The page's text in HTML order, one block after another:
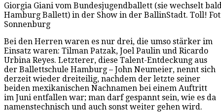
Giorgia Giani vom Bundesjugendballett (sie wechselt
Hamburg Ballett) in der Show in der BallinStadt. Toll!
Sonnenburg
Bei den Herren waren es nur drei, die umso stärker im
Einsatz waren: Tilman Patzak, Joel Paulin und Ricardo
Urbina Reyes. Letzterer, diese Talent-Entdeckung aus
der Ballettschule Hamburg – John Neumeier, nennt sich
derzeit wieder dreiteilig, nachdem der letzte seiner
beiden mexikanischen Nachnamen bei einem Auftritt
im Juni entfallen war; man darf gespannt sein, wie es da
namenstechnisch und auch sonst weiter gehen wird.